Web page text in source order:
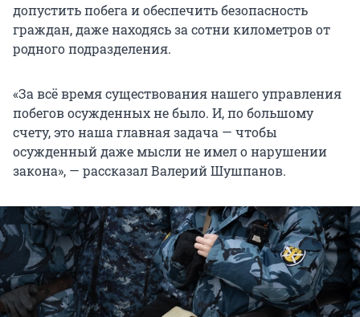
допустить побега и обеспечить безопасность
граждан, даже находясь за сотни километров от
родного подразделения.
«За всё время существования нашего управления
побегов осужденных не было. И, по большому
счету, это наша главная задача — чтобы
осужденный даже мысли не имел о нарушении
закона», — рассказал Валерий Шушпанов.